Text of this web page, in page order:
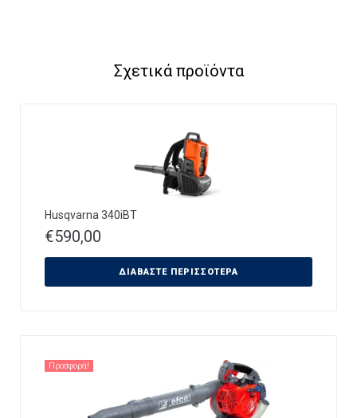
Σχετικά προϊόντα
Husqvarna 340iBT
€590,00
ΔΙΑΒΆΣΤΕ ΠΕΡΙΣΣΌΤΕΡΑ
Προσφορά!